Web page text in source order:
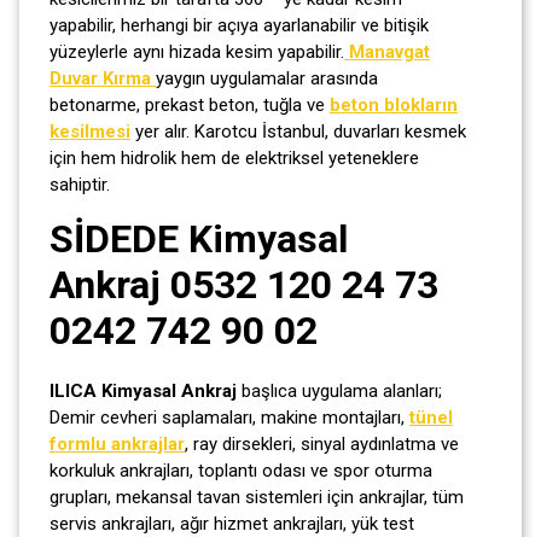
yapabilir, herhangi bir açıya ayarlanabilir ve bitişik
yüzeylerle aynı hizada kesim yapabilir. Manavgat
Duvar Kırma yaygın uygulamalar arasında
betonarme, prekast beton, tuğla ve beton blokların
kesilmesi yer alır. Karotcu İstanbul, duvarları kesmek
için hem hidrolik hem de elektriksel yeteneklere
sahiptir.
SİDEDE Kimyasal
Ankraj 0532 120 24 73
0242 742 90 02
ILICA Kimyasal Ankraj başlıca uygulama alanları;
Demir cevheri saplamaları, makine montajları,tünel
formlu ankrajlar, ray dirsekleri, sinyal aydınlatma ve
korkuluk ankrajları, toplantı odası ve spor oturma
grupları, mekansal tavan sistemleri için ankrajlar, tüm
servis ankrajları, ağır hizmet ankrajları, yük test